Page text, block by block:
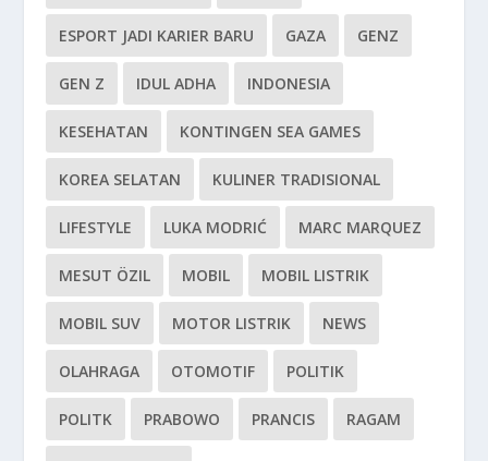
ESPORT JADI KARIER BARU GAZA GENZ
GEN Z IDUL ADHA INDONESIA
KESEHATAN KONTINGEN SEA GAMES
KOREA SELATAN KULINER TRADISIONAL
LIFESTYLE LUKA MODRIĆ MARC MARQUEZ
MESUT ÖZIL MOBIL MOBIL LISTRIK
MOBIL SUV MOTOR LISTRIK NEWS
OLAHRAGA OTOMOTIF POLITIK
POLITK PRABOWO PRANCIS RAGAM